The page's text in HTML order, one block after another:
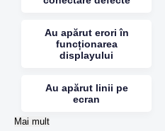
Au apărut erori în
funcționarea
displayului
Au apărut linii pe
ecran
Mai mult